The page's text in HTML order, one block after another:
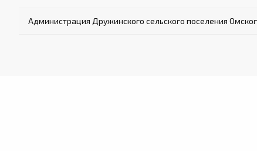
Администрация Дружинского сельского поселения